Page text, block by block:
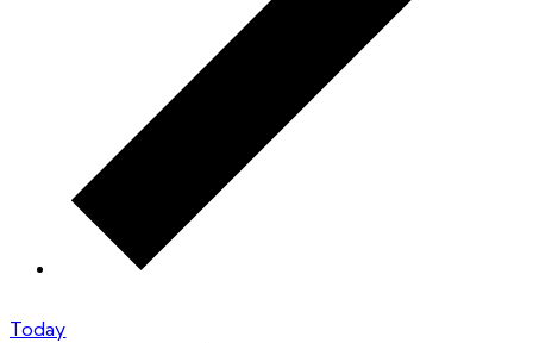
Today